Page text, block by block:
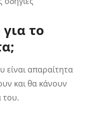
το
είναι απαραίτητα
και θα κάνουν
του.